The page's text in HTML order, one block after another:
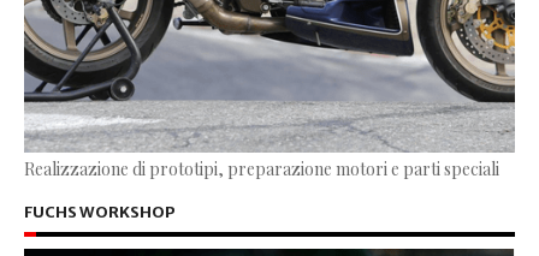
Realizzazione di prototipi, preparazione motori e parti speciali
FUCHS WORKSHOP